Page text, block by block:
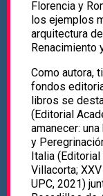
Florencia y
los ejemplos
arquitectura
Renacimiento
Como autora,
fondos
libros se
(Editorial
amanecer:
y
Italia
Villacorta;
UPC, 2021)